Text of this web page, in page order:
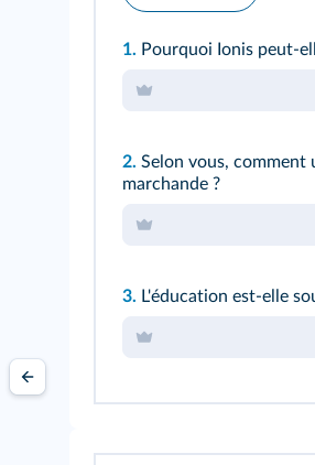
1. Pourquoi Ionis peut-
2. Selon vous, comment
marchande ?
3. L'éducation est-elle